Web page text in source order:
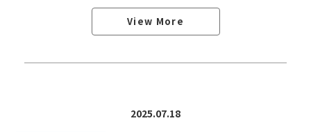
View More
2025.07.18